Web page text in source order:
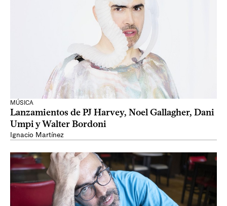
MÚSICA
Lanzamientos de PJ Harvey, Noel Gallagher, Dani
Umpi y Walter Bordoni
Ignacio Martínez